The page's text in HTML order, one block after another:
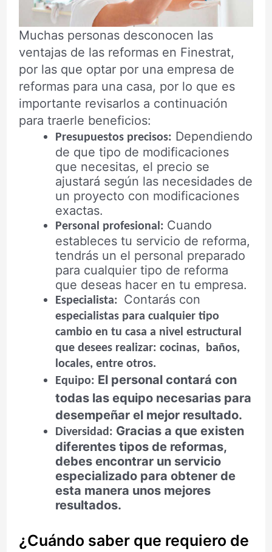
Muchas personas desconocen las
ventajas de las reformas en Finestrat,
por las que optar por una empresa de
reformas para una casa, por lo que es
importante revisarlos a continuación
para traerle beneficios:
Presupuestos precisos: Dependiendo
de que tipo de modificaciones
que necesitas, el precio se
ajustará según las necesidades de
un proyecto con modificaciones
exactas.
Personal profesional: Cuando
estableces tu servicio de reforma,
tendrás un el personal preparado
para cualquier tipo de reforma
que deseas hacer en tu empresa.
Especialista: Contarás con
especialistas para cualquier tipo
cambio en tu casa a nivel estructural
que desees realizar: cocinas, baños,
locales, entre otros.
Equipo: El personal contará con
todas las equipo necesarias para
desempeñar el mejor resultado.
Diversidad: Gracias a que existen
diferentes tipos de reformas,
debes encontrar un servicio
especializado para obtener de
esta manera unos mejores
resultados.
¿Cuándo saber que requiero de